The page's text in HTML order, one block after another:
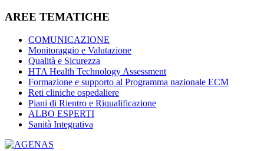
AREE TEMATICHE
COMUNICAZIONE
Monitoraggio e Valutazione
Qualità e Sicurezza
HTA Health Technology Assessment
Formazione e supporto al Programma nazionale ECM
Reti cliniche ospedaliere
Piani di Rientro e Riqualificazione
ALBO ESPERTI
Sanità Integrativa